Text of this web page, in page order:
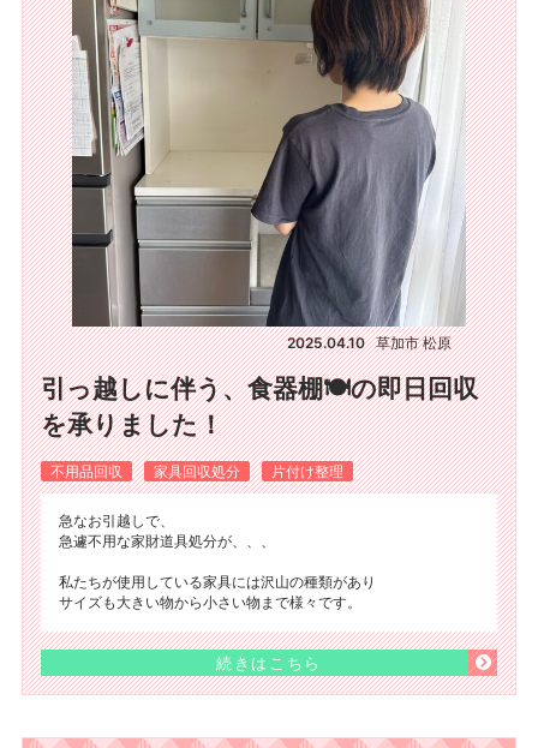
2025.04.10 草加市 松原
引っ越しに伴う、食器棚🍽️の即日回収
を承りました！
不用品回収 家具回収処分 片付け整理
急なお引越しで、
急遽不用な家財道具処分が、、、
私たちが使用している家具には沢山の種類があり
サイズも大きい物から小さい物まで様々です。
続きはこちら